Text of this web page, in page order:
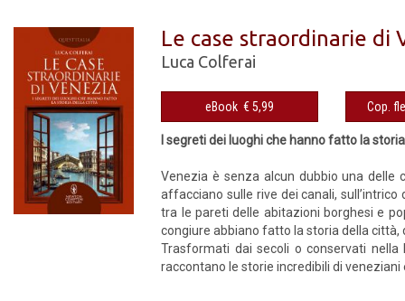
Le case straordinarie di
Luca Colferai
eBook € 5,99
I segreti dei luoghi che hanno fatto la
Venezia è senza alcun dubbio una
affacciano sulle rive dei canali,
tra le pareti delle abitazioni borghesi e
congiure abbiano fatto la storia della
Trasformati dai secoli o conservati
raccontano le storie incredibili di veneziani